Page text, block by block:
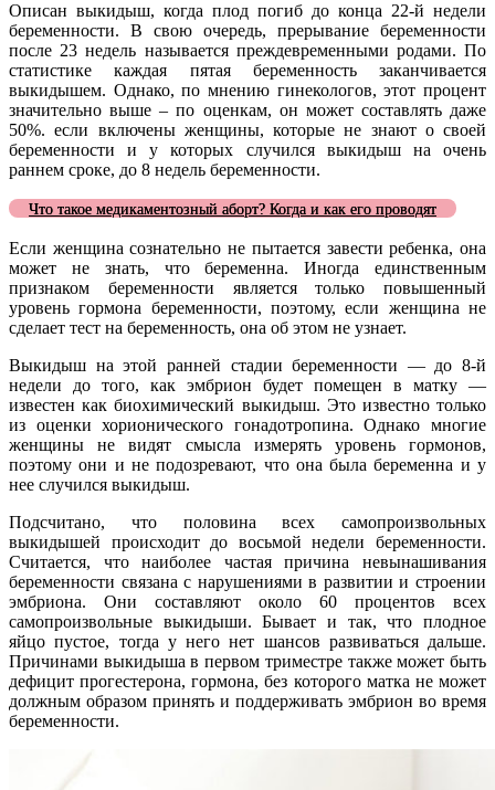
Описан выкидыш, когда плод погиб до конца 22-й недели
беременности. В свою очередь, прерывание беременности
после 23 недель называется преждевременными родами. По
статистике каждая пятая беременность заканчивается
выкидышем. Однако, по мнению гинекологов, этот процент
значительно выше – по оценкам, он может составлять даже
50%. если включены женщины, которые не знают о своей
беременности и у которых случился выкидыш на очень
раннем сроке, до 8 недель беременности.
Что такое медикаментозный аборт? Когда и как его проводят
Если женщина сознательно не пытается завести ребенка, она
может не знать, что беременна. Иногда единственным
признаком беременности является только повышенный
уровень гормона беременности, поэтому, если женщина не
сделает тест на беременность, она об этом не узнает.
Выкидыш на этой ранней стадии беременности — до 8-й
недели до того, как эмбрион будет помещен в матку —
известен как биохимический выкидыш. Это известно только
из оценки хорионического гонадотропина. Однако многие
женщины не видят смысла измерять уровень гормонов,
поэтому они и не подозревают, что она была беременна и у
нее случился выкидыш.
Подсчитано, что половина всех самопроизвольных
выкидышей происходит до восьмой недели беременности.
Считается, что наиболее частая причина невынашивания
беременности связана с нарушениями в развитии и строении
эмбриона. Они составляют около 60 процентов всех
самопроизвольные выкидыши. Бывает и так, что плодное
яйцо пустое, тогда у него нет шансов развиваться дальше.
Причинами выкидыша в первом триместре также может быть
дефицит прогестерона, гормона, без которого матка не может
должным образом принять и поддерживать эмбрион во время
беременности.